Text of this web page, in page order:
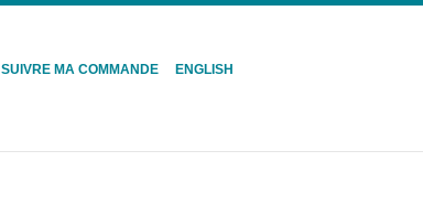
SUIVRE MA COMMANDE ENGLISH